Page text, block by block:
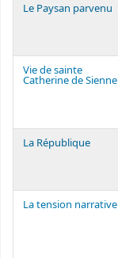
Le Paysan parvenu
Vie de sainte
Catherine de Sienne
La République
La tension narrative